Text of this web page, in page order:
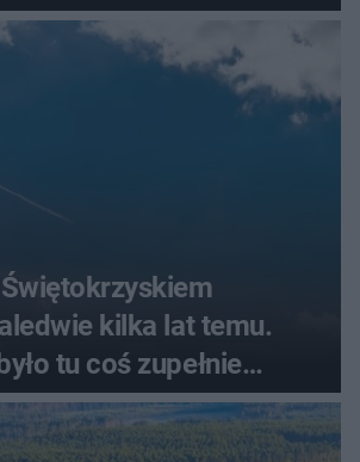
świadków
kilka lat temu.
tu coś zupełnie